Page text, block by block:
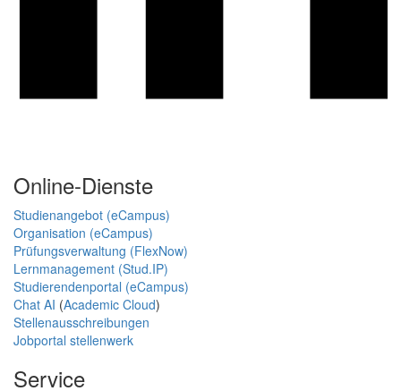
Online-Dienste
Studienangebot (eCampus)
Organisation (eCampus)
Prüfungsverwaltung (FlexNow)
Lernmanagement (Stud.IP)
Studierendenportal (eCampus)
Chat AI (Academic Cloud)
Stellenausschreibungen
Jobportal stellenwerk
Service